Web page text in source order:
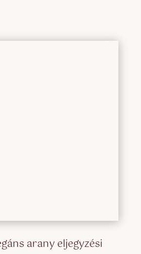
arany eljegyzési